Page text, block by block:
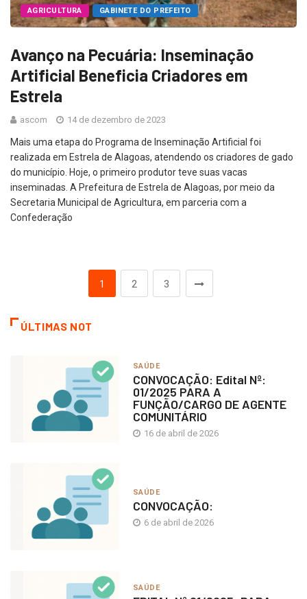
AGRICULTURA GABINETE DO PREFEITO
Avanço na Pecuária: Inseminação
Artificial Beneficia Criadores em
Estrela
ascom 14 de dezembro de 2023
Mais uma etapa do Programa de Inseminação Artificial foi
realizada em Estrela de Alagoas, atendendo os criadores de gado
do município. Hoje, o primeiro produtor teve suas vacas
inseminadas. A Prefeitura de Estrela de Alagoas, por meio da
Secretaria Municipal de Agricultura, em parceria com a
Confederação
1 2 3
ÚLTIMAS NOT
SAÚDE
CONVOCAÇÃO: Edital Nº:
01/2025 PARA A
FUNÇÃO/CARGO DE AGENTE
COMUNITÁRIO
16 de abril de 2026
SAÚDE
CONVOCAÇÃO:
6 de abril de 2026
SAÚDE